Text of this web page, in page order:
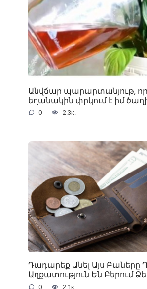
Անվճար պարարտանյութ,
եղանակին փրկում է իմ
0 2.3к.
Դադարեք Անել Այս Բաները
Աղքատություն Են Բերում
0 2.1к.